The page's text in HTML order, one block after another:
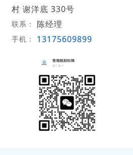
村 谢洋底 330号
联系： 陈经理
手机： 13175609899